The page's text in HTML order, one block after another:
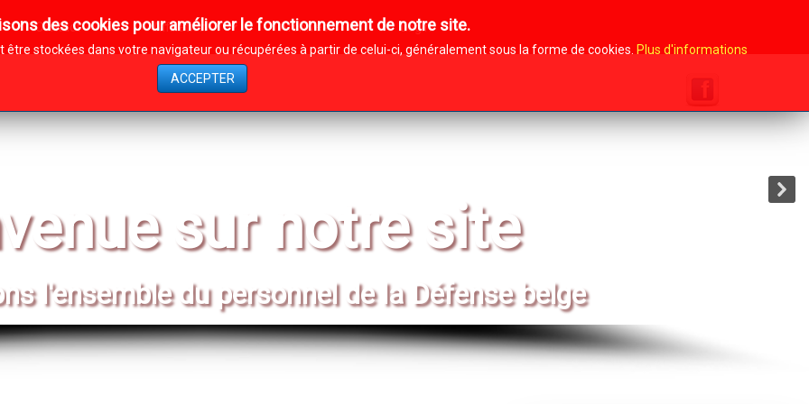
Contact Affiliation Archives Login
sur notre site
l'ensemble du personnel de la Défense belge
des cookies pour améliorer le fonctionnement de notre site.
stockées dans votre navigateur ou récupérées à partir de celui-ci, généralement sous la forme de cookies. Plus d'informations
ACCEPTER